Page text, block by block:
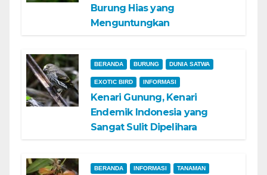
Burung Hias yang
Menguntungkan
BERANDA BURUNG DUNIA SATWA
EXOTIC BIRD INFORMASI
Kenari Gunung, Kenari
Endemik Indonesia yang
Sangat Sulit Dipelihara
BERANDA INFORMASI TANAMAN